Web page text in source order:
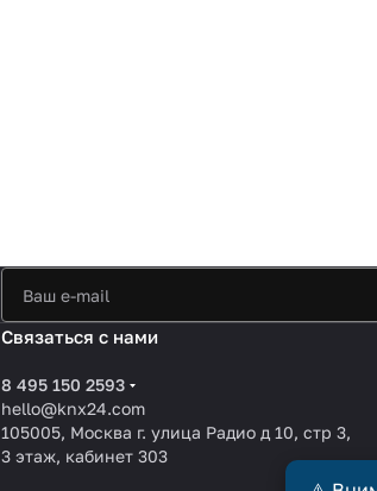
Связаться с нами
8 495 150 2593
hello@knx24.com
105005, Москва г. улица Радио д 10, стр 3,
3 этаж, кабинет 303